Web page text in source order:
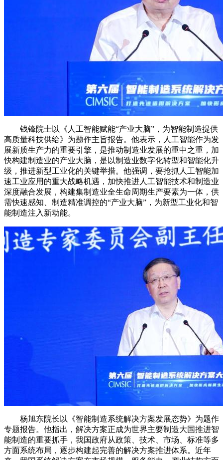
钱锋院士以《人工智能赋能“产业大脑”，为智能制造提供
高质量科技供给》为题作主旨报告。他表示，人工智能作为发
展新质生产力的重要引擎，是推动制造业发展的重中之重，加
快构建制造业的产业大脑，是以制造业数字化转型和智能化升
级，推进新型工业化的关键举措。他强调，要抢抓人工智能加
速工业应用的重大战略机遇，加快推进人工智能技术和制造业
深度融合发展，构建集制造业全生命周期生产要素为一体，供
需快速感知、制造精准调控的“产业大脑”，为新型工业化和智
能制造注入新动能。
杨旭东院长以《智能制造系统解决方案发展态势》为题作
专题报告。他指出，解决方案正成为世界主要制造大国推进智
能制造的重要抓手，我国政府从政策、技术、市场、标准等多
方面系统布局，逐步构建起完善的解决方案推进体系。近年